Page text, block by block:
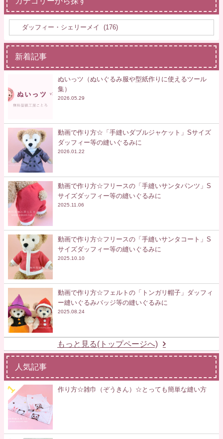
新着記事
ぬいっツ（ぬいぐるみ服や型紙作りに使えるツール
集）
2026.05.29
動画で作り方☆「手縫いダブルジャケット」Sサイズ
ダッフィー等の縫いぐるみに
2026.01.22
動画で作り方☆フリースの「手縫いサンタパンツ」S
サイズダッフィー等の縫いぐるみに
2025.11.06
動画で作り方☆フリースの「手縫いサンタコート」S
サイズダッフィー等の縫いぐるみに
2025.10.10
動画で作り方☆フェルトの「トンガリ帽子」ダッフィ
ー縫いぐるみバッジ等の縫いぐるみに
2025.08.24
もっと見る(トップページへ)
人気記事
作り方☆雑巾（ぞうきん）☆とっても簡単な縫い方